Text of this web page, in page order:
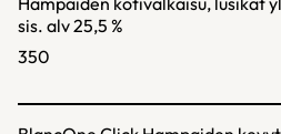
sis. alv 25,5 %
350